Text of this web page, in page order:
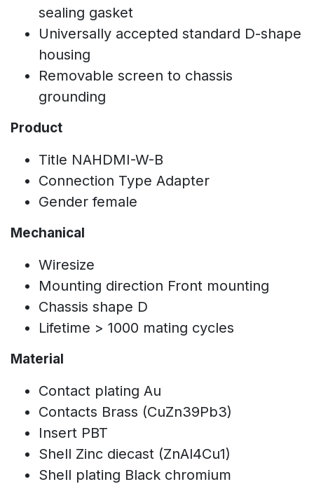
sealing gasket
Universally accepted standard D-shape
housing
Removable screen to chassis
grounding
Product
Title NAHDMI-W-B
Connection Type Adapter
Gender female
Mechanical
Wiresize
Mounting direction Front mounting
Chassis shape D
Lifetime > 1000 mating cycles
Material
Contact plating Au
Contacts Brass (CuZn39Pb3)
Insert PBT
Shell Zinc diecast (ZnAl4Cu1)
Shell plating Black chromium